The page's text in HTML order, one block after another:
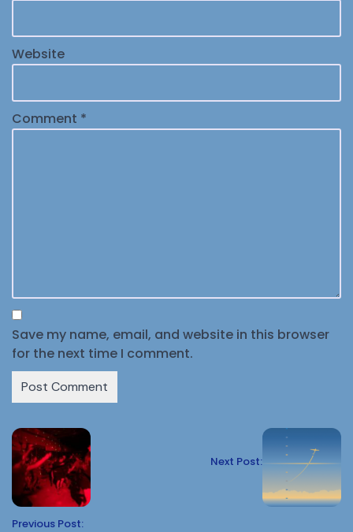
Website
Comment *
Save my name, email, and website in this browser
for the next time I comment.
Previous Post:
Next Post: